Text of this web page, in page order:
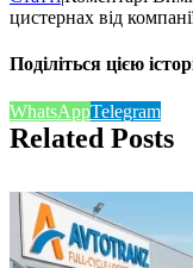
цистернах від
Поділіться цією
WhatsAppTelegram
Related Posts